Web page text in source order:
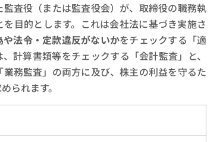
査役（または監査役会）が、取締役の職務執
目的とします。これは会社法に基づき実施さ
法令・定款違反がないかをチェックする「適
計算書類等をチェックする「会計監査」と、
務監査」の両方に及び、株主の利益を守るた
られます。